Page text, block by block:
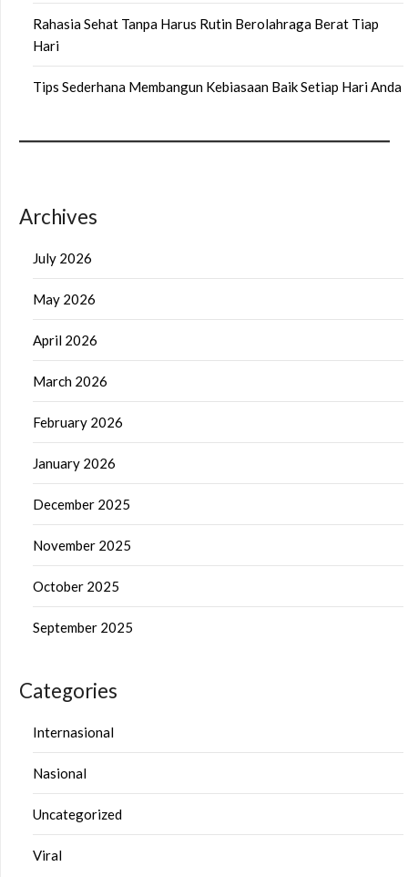
Rahasia Sehat Tanpa Harus Rutin Berolahraga Berat Tiap
Hari
Tips Sederhana Membangun Kebiasaan Baik Setiap Hari Anda
Archives
July 2026
May 2026
April 2026
March 2026
February 2026
January 2026
December 2025
November 2025
October 2025
September 2025
Categories
Internasional
Nasional
Uncategorized
Viral